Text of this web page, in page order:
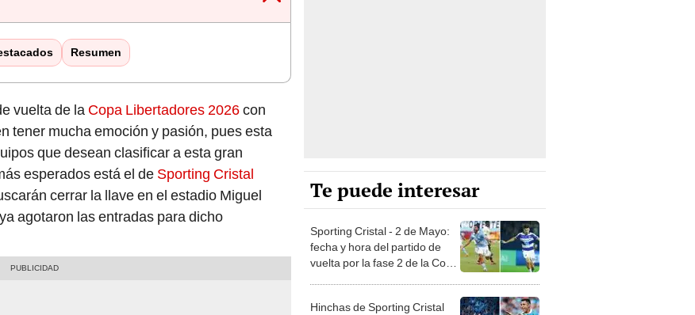
Resumen
vuelta de la Copa Libertadores 2026con
tener mucha emoción y pasión, pues esta
que desean clasificar a esta gran
esperados está el de Sporting Cristal
cerrar la llave en el estadio Miguel
agotaron las entradas para dicho
Te puede interesar
Sporting Cristal - 2 de Mayo:
fecha y hora del partido de
vuelta por la fase 2 de la Copa
Hinchas de Sporting Cristal